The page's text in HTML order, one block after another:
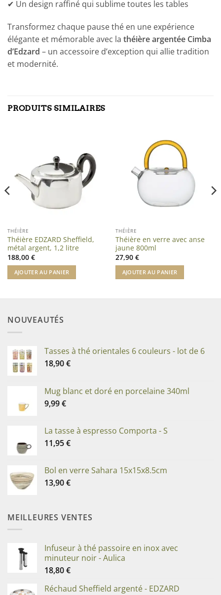
✔ Un design raffiné qui sublime toutes les tables
Transformez chaque pause thé en une expérience
élégante et mémorable avec la théière argentée Cimba
d’Edzard – un accessoire d’exception qui allie tradition
et modernité.
PRODUITS SIMILAIRES
THÉIÈRE
Théière EDZARD Sheffield,
métal argent, 1,2 litre
188,00 €
AJOUTER AU PANIER
THÉIÈRE
Théière en verre avec anse
jaune 800ml
27,90 €
AJOUTER AU PANIER
NOUVEAUTÉS
Tasses à thé orientales 6 couleurs - lot de 6
18,90€
Mug blanc et doré en porcelaine 340ml
9,99€
La tasse à espresso Comporta - S
11,95€
Bol en verre Sahara 15x15x8.5cm
13,90€
MEILLEURES VENTES
Infuseur à thé passoire en inox avec
minuteur noir - Aulica
18,80€
Réchaud Sheffield argenté - EDZARD